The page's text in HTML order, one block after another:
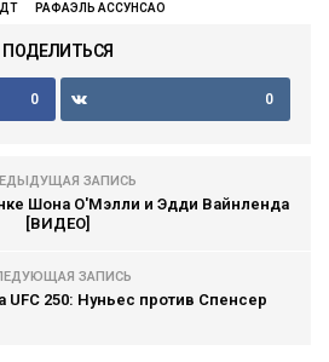
РАФАЭЛЬ АССУНСАО
ПОДЕЛИТЬСЯ
0 0
ЗАПИСЬ
Шона О'Мэлли и Эдди Вайнленда
[ВИДЕО]
ЗАПИСЬ
UFC 250: Нуньес против Спенсер